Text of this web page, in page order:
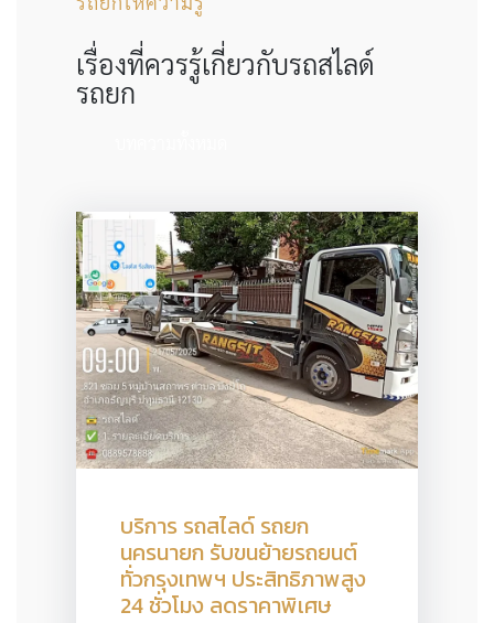
เรื่องที่ควรรู้เกี่ยวกับรถสไลด์
รถยก
บริการ รถสไลด์ รถยก
นครนายก รับขนย้ายรถยนต์
ทั่วกรุงเทพฯ ประสิทธิภาพสูง
24 ชั่วโมง ลดราคาพิเศษ